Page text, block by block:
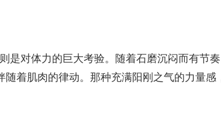
是对体力的巨大考验。随着石磨沉闷而有节奏
着肌肉的律动。那种充满阳刚之气的力量感